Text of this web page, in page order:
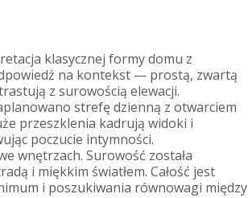
klasycznej formy domu z
na kontekst — prostą, zwartą
z surowością elewacji.
strefę dzienną z otwarciem
przeszklenia kadrują widoki i
poczucie intymności.
wnętrzach. Surowość została
i miękkim światłem. Całość jest
i poszukiwania równowagi między